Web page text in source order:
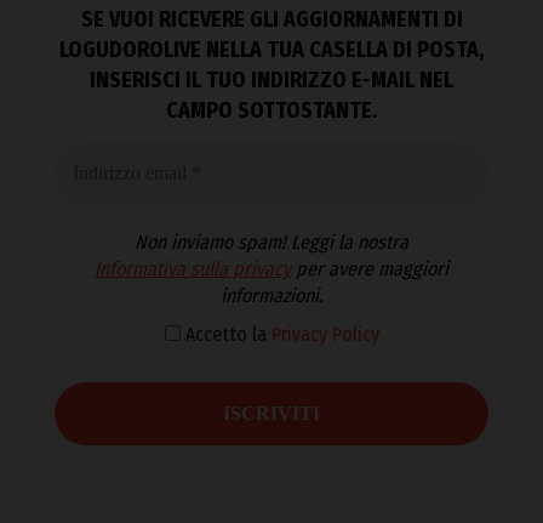
SE VUOI RICEVERE GLI AGGIORNAMENTI DI
LOGUDOROLIVE NELLA TUA CASELLA DI POSTA,
INSERISCI IL TUO INDIRIZZO E-MAIL NEL
CAMPO SOTTOSTANTE.
Non inviamo spam! Leggi la nostra
Informativa sulla privacyper avere maggiori
informazioni.
Accetto la Privacy Policy